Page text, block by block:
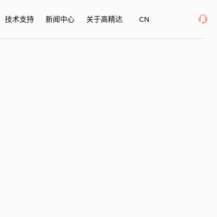
表面精密加工博览会 、上海新国际博览中心· 浦东、W1馆E21 、欢迎莅临
技术支持 新闻中心 关于高精达 CN